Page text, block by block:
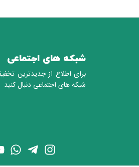
شبکه های اجتماعی
برای اطلاع از جدیدترین
شبکه های اجتماعی دنبال کنید.